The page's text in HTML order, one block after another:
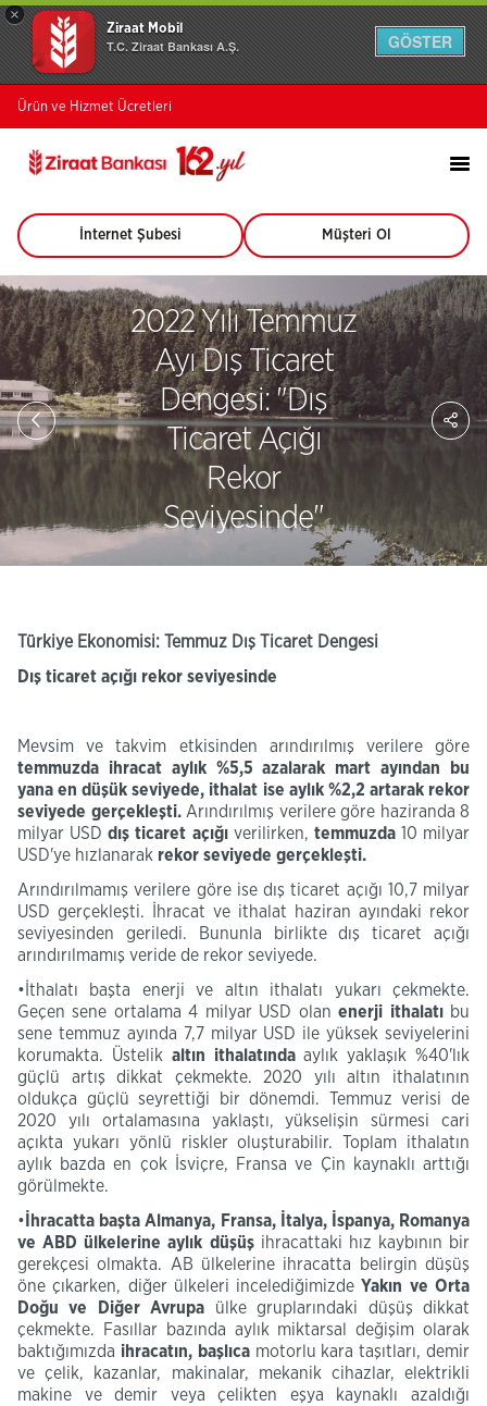
×
Ziraat Mobil
T.C. Ziraat Bankası A.Ş. GÖSTER
Ürün ve Hizmet Ücretleri
İnternet Şubesi
(Bu
sayfa
yeni
pencerede
açılacaktır)
Müşteri Ol
(Bu
sayfa
yeni
pencerede
açılacaktır)
2022 Yılı Temmuz
Ayı Dış Ticaret
Dengesi: "Dış
Ticaret Açığı
Rekor
Seviyesinde"
Türkiye Ekonomisi: Temmuz Dış Ticaret Dengesi
Dış ticaret açığı rekor seviyesinde
Mevsim ve takvim etkisinden arındırılmış verilere göre
temmuzda ihracat aylık %5,5 azalarak mart ayından bu
yana en düşük seviyede, ithalat ise aylık %2,2 artarak rekor
seviyede gerçekleşti. Arındırılmış verilere göre haziranda 8
milyar USDdış ticaret açığı verilirken, temmuzda 10 milyar
USD'ye hızlanarak rekor seviyede gerçekleşti.
Arındırılmamış verilere göre ise dış ticaret açığı 10,7 milyar
USD gerçekleşti. İhracat ve ithalat haziran ayındaki rekor
seviyesinden geriledi. Bununla birlikte dış ticaret açığı
arındırılmamış veride de rekor seviyede.
•İthalatı başta enerji ve altın ithalatı yukarı çekmekte.
Geçen sene ortalama 4 milyar USD olanenerji ithalatı bu
sene temmuz ayında 7,7 milyar USD ile yüksek seviyelerini
korumakta. Üstelik altın ithalatındaaylık yaklaşık %40'lık
güçlü artış dikkat çekmekte. 2020 yılı altın ithalatının
oldukça güçlü seyrettiği bir dönemdi. Temmuz verisi de
2020 yılı ortalamasına yaklaştı, yükselişin sürmesi cari
açıkta yukarı yönlü riskler oluşturabilir. Toplam ithalatın
aylık bazda en çok İsviçre, Fransa ve Çin kaynaklı arttığı
görülmekte.
• İhracatta başta Almanya, Fransa, İtalya, İspanya, Romanya
ve ABD ülkelerine aylık düşüş ihracattaki hız kaybının bir
gerekçesi olmakta. AB ülkelerine ihracatta belirgin düşüş
öne çıkarken, diğer ülkeleri incelediğimizdeYakın ve Orta
Doğu ve Diğer Avrupa ülke gruplarındaki düşüş dikkat
çekmekte. Fasıllar bazında aylık miktarsal değişim olarak
baktığımızda ihracatın, başlıca motorlu kara taşıtları, demir
ve çelik, kazanlar, makinalar, mekanik cihazlar, elektrikli
makine ve demir veya çelikten eşya kaynaklı azaldığı